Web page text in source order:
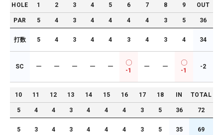
HOLE 1 2 3 4 5 6 7 8 9 OUT
PAR 5 4 3 4 4 4 4 3 5 36
打数 5 4 3 4 4 3 4 3 4 34
SC ー ー ー ー ー
-1
ー ー
-1
-2
10 11 12 13 14 15 16 17 18 IN TOTAL
5 4 4 3 4 4 4 3 5 36 72
5 3 4 3 4 4 4 3 5 35 69